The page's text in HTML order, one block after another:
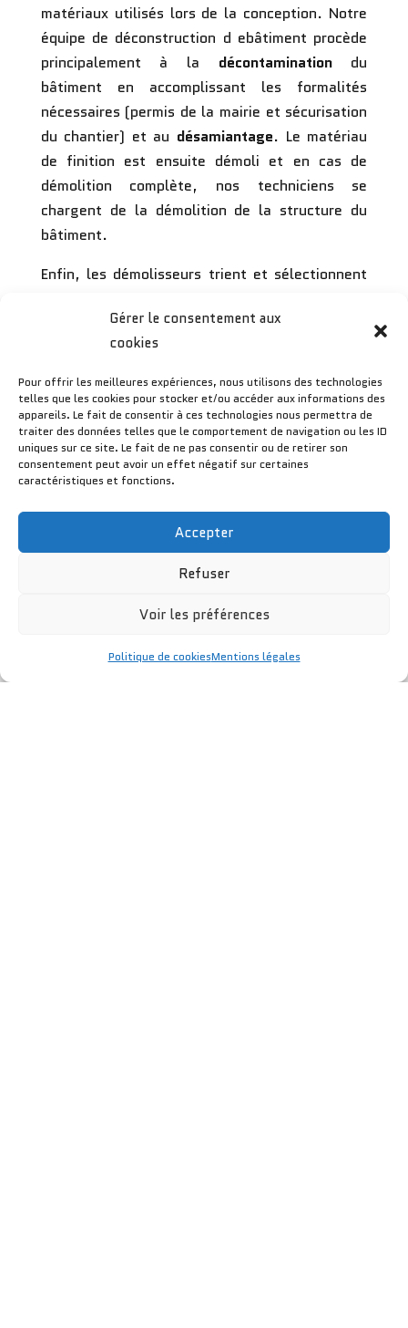
Gérer le consentement aux
cookies
Pour offrir les meilleures expériences, nous utilisons des technologies
telles que les cookies pour stocker et/ou accéder aux informations des
appareils. Le fait de consentir à ces technologies nous permettra de
traiter des données telles que le comportement de navigation ou les ID
uniques sur ce site. Le fait de ne pas consentir ou de retirer son
consentement peut avoir un effet négatif sur certaines
caractéristiques et fonctions.
Accepter
Refuser
Voir les préférences
Politique de cookiesMentions légales
matériaux utilisés lors de la conception. Notre
équipe de déconstruction d ebâtiment procède
principalement à la décontaminationdu
bâtiment en accomplissant les formalités
nécessaires (permis de la mairie et sécurisation
du chantier) et au désamiantage. Le matériau
de finition est ensuite démoli et en cas de
démolition complète, nos techniciens se
chargent de la démolition de la structure du
bâtiment.
Enfin, les démolisseurs trient et sélectionnent
de recyclage des déchets permet une
élimination efficace des déchets de démolition :
énergétique ou valorisation de matériaux
inertes en génie routier.
marketing et activer ce contenu